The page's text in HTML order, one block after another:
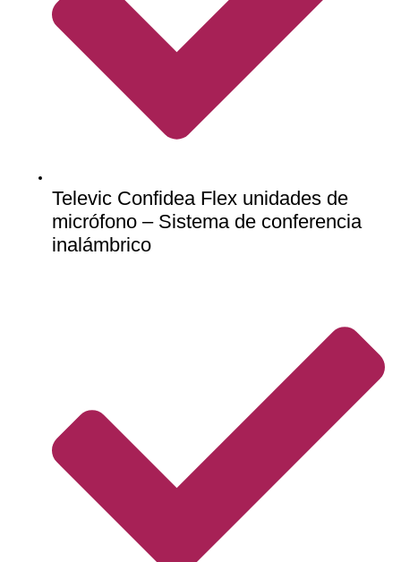
Televic Confidea Flex unidades de
micrófono – Sistema de conferencia
inalámbrico